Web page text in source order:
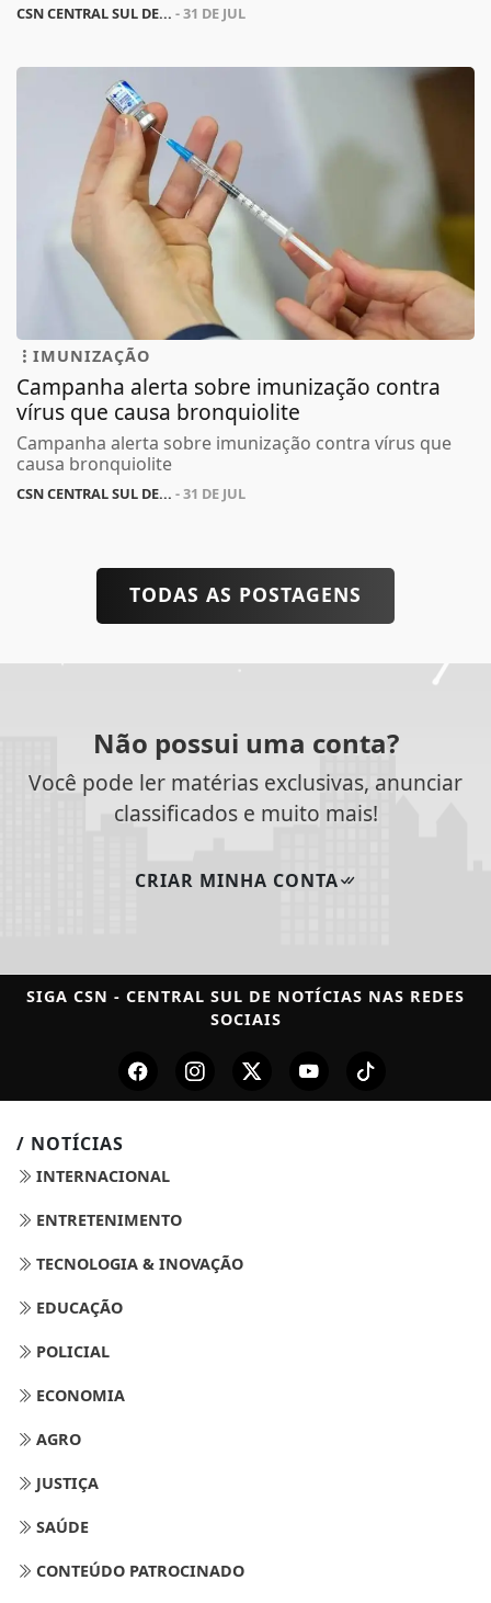
CSN CENTRAL SUL DE... - 31 DE JUL
IMUNIZAÇÃO
Campanha alerta sobre imunização contra
vírus que causa bronquiolite
Campanha alerta sobre imunização contra vírus que
causa bronquiolite
CSN CENTRAL SUL DE... - 31 DE JUL
TODAS AS POSTAGENS
Não possui uma conta?
Você pode ler matérias exclusivas, anunciar
classificados e muito mais!
CRIAR MINHA CONTA
SIGA CSN - CENTRAL SUL DE NOTÍCIAS NAS REDES
SOCIAIS
/ NOTÍCIAS
INTERNACIONAL
ENTRETENIMENTO
TECNOLOGIA & INOVAÇÃO
EDUCAÇÃO
POLICIAL
ECONOMIA
AGRO
JUSTIÇA
SAÚDE
CONTEÚDO PATROCINADO